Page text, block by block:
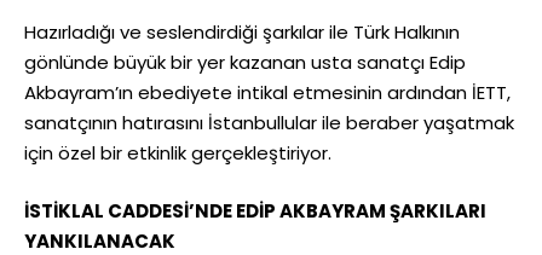
Hazırladığı ve seslendirdiği şarkılar ile Türk Halkının
gönlünde büyük bir yer kazanan usta sanatçı Edip
Akbayram’ın ebediyete intikal etmesinin ardından İETT,
sanatçının hatırasını İstanbullular ile beraber yaşatmak
için özel bir etkinlik gerçekleştiriyor.
İSTİKLAL CADDESİ’NDE EDİP AKBAYRAM ŞARKILARI
YANKILANACAK